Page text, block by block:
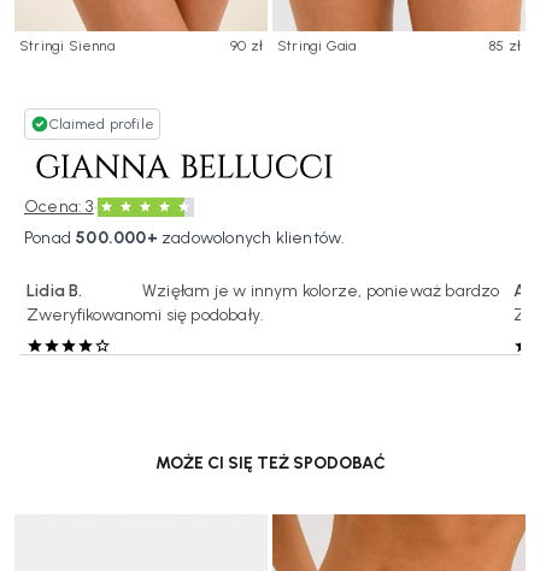
Stringi Sienna 90 zł Stringi Gaia 85 zł
Claimed profile
Ocena: 3·
Ponad 500.000+ zadowolonych klientów.
Lidia B.
Zweryfikowano
Wzięłam je w innym kolorze, ponieważ bardzo
mi się podobały.
MOŻE CI SIĘ TEŻ SPODOBAĆ